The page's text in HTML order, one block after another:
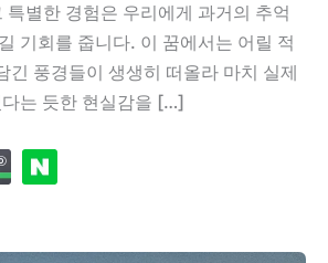
특별한 경험은 우리에게 과거의 추억
기회를 줍니다. 이 꿈에서는 어릴 적
긴 풍경들이 생생히 떠올라 마치 실제
는 듯한 현실감을 […]